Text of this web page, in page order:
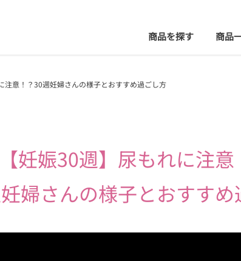
商品を探す 商品
注意！？30週妊婦さんの様子とおすすめ過ごし方
妊娠30週】 尿もれに注意
婦さんの様子とおすすめ